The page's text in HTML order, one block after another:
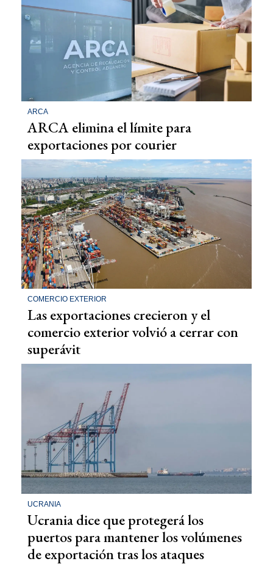
ARCA
ARCA elimina el límite para
exportaciones por courier
COMERCIO EXTERIOR
Las exportaciones crecieron y el
comercio exterior volvió a cerrar con
superávit
UCRANIA
Ucrania dice que protegerá los
puertos para mantener los volúmenes
de exportación tras los ataques